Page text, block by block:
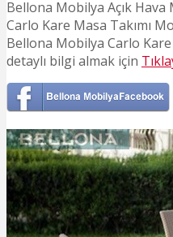
Bellona Mobilya Açık
Carlo Kare Masa Takımı
Bellona Mobilya Carlo Kare
detaylı bilgi almak için